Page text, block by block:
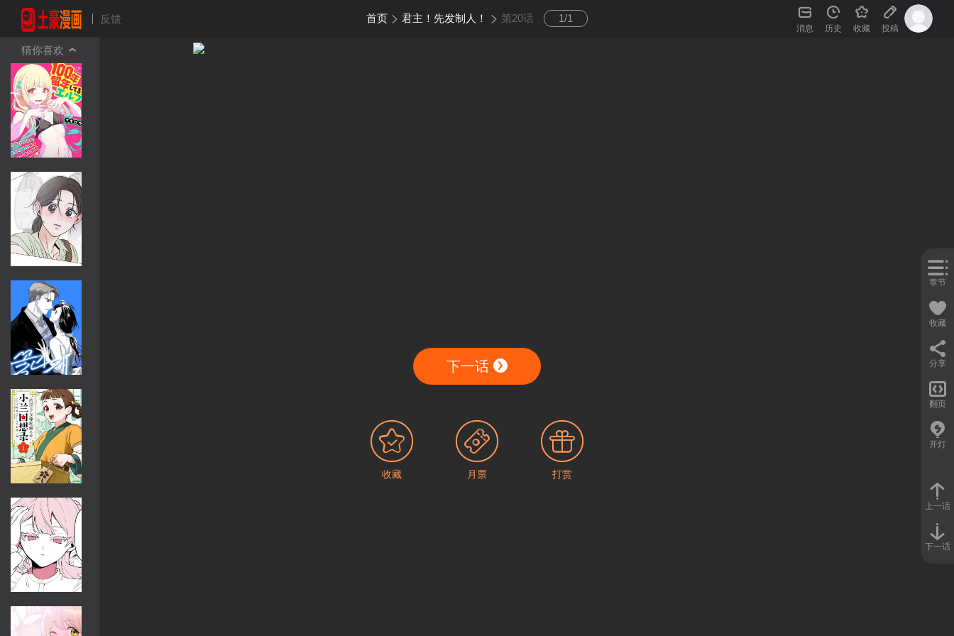
反馈 首页 君主！先发制人！ 第20话 1/1
消息 历史 收藏 投稿
下一话
收藏 月票 打赏
章节
收藏
分享

翻页
开灯
上一话
下一话
猜你喜欢 